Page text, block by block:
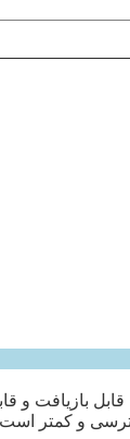
بازیافت و
و کمتر است